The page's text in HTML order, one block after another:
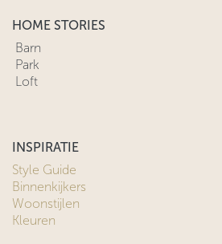
HOME STORIES
Barn
Park
Loft
INSPIRATIE
Style Guide
Binnenkijkers
Woonstijlen
Kleuren